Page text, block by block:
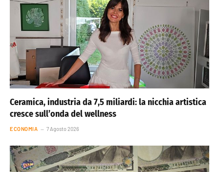
Ceramica, industria da 7,5 miliardi: la nicchia artistica
cresce sull’onda del wellness
ECONOMIA 7 Agosto 2026